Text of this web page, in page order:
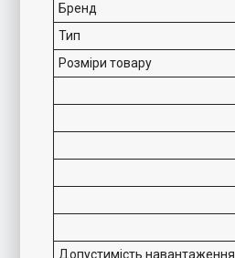
Бренд
Тип
Розміри товару
Допустимість навантаження